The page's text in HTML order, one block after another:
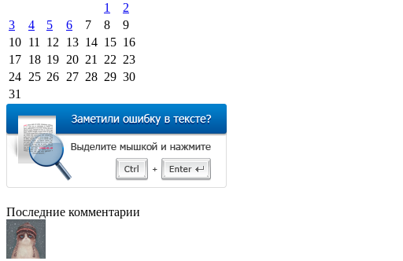
1
2
3
4 5 6 7 8
9
10 11 12 13 14 15 16
17 18 19 20 21 22 23
24 25 26 27 28 29 30
31
Последние комментарии